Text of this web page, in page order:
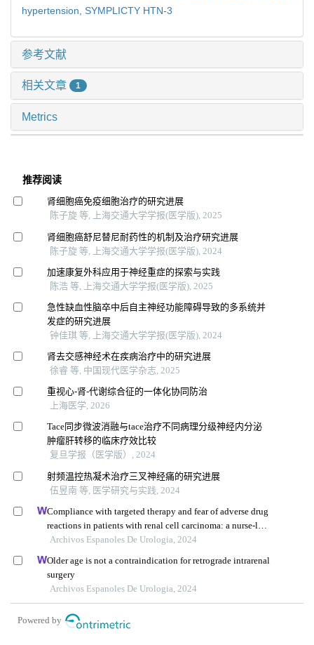
hypertension, SYMPLICTY HTN-3
参考文献
相关文章 1
Metrics
推荐阅读
肾细胞癌免疫细胞治疗的研究进展
陈子旋 等, 上海交通大学学报(医学版), 2025
肾细胞癌舒尼替尼耐药性的机制及治疗研究进展
陈子旋 等, 上海交通大学学报(医学版), 2024
加速康复外科应用于神经重症的探索与实践
陈浩 等, 上海交通大学学报(医学版), 2025
急性缺血性脑卒中后自主神经功能障碍导致的多系统并
发症的研究进展
钟佳琪 等, 上海交通大学学报(医学版), 2024
肾去交感神经术在疾病治疗中的研究进展
徐睿 等, 中国现代医学杂志, 2025
重视心-肾-代谢综合征的一体化协同防治
上海医学, 2026
Tace同步微波消融与tace治疗不同病理分级神经内分泌
肿瘤肝转移的临床疗效比较
复旦学报（医学版）, 2024
射频温控热凝术治疗三叉神经痛的研究进展
伍昱南 等, 医学研究与实践, 2024
Compliance with targeted therapy and fear of adverse drug
reactions in patients with renal cell carcinoma: a nurse-led
retrospective descriptive study
Archivos Espanoles De Urologia, 2024
Older age is not a contraindication for retrograde intrarenal
surgery
Archivos Espanoles De Urologia, 2024
Powered by